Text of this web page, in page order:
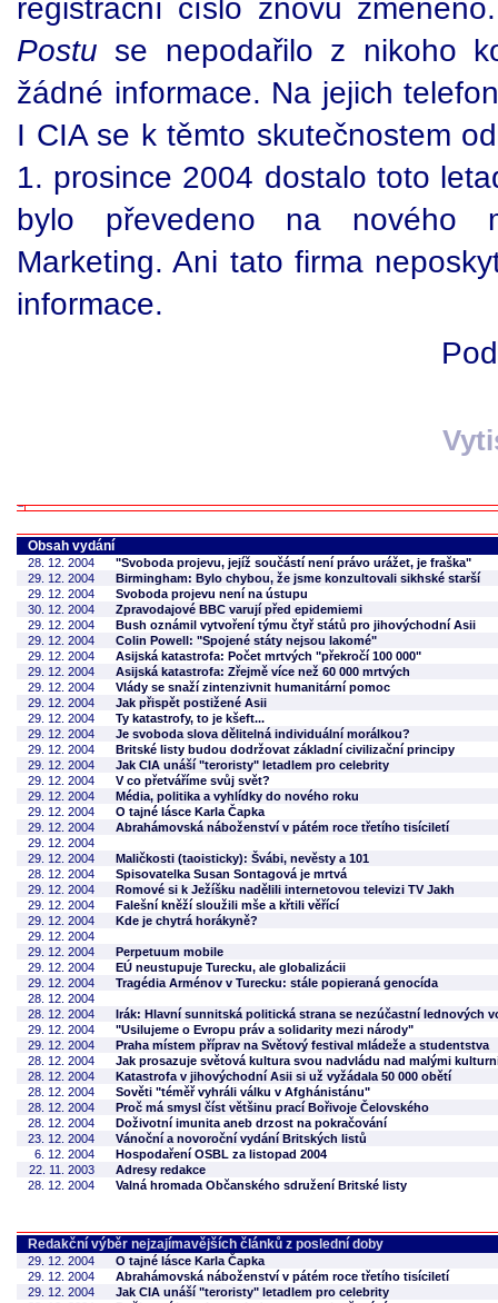
registrační číslo znovu
Postu se nepodařilo z nikoho
žádné informace. Na jejich
I CIA se k těmto skutečnostem
1. prosince 2004 dostalo toto
bylo převedeno na nového
Marketing. Ani tato firma
informace.
Obsah vydání
28. 12. 2004
"Svoboda projevu, jejíž součástí není právo urážet, je fraška"
29. 12. 2004
Birmingham: Bylo chybou, že jsme konzultovali sikhské starší
29. 12. 2004
Svoboda projevu není na ústupu
30. 12. 2004
Zpravodajové BBC varují před epidemiemi
29. 12. 2004
Bush oznámil vytvoření týmu čtyř států pro jihovýchodní Asii
29. 12. 2004
Colin Powell: "Spojené státy nejsou lakomé"
29. 12. 2004
Asijská katastrofa: Počet mrtvých "překročí 100 000"
29. 12. 2004
Asijská katastrofa: Zřejmě více než 60 000 mrtvých
29. 12. 2004
Vlády se snaží zintenzivnit humanitární pomoc
29. 12. 2004
Jak přispět postižené Asii
29. 12. 2004
Ty katastrofy, to je kšeft...
29. 12. 2004
Je svoboda slova dělitelná individuální morálkou?
29. 12. 2004
Britské listy budou dodržovat základní civilizační principy
29. 12. 2004
Jak CIA unáší "teroristy" letadlem pro celebrity
29. 12. 2004
V co přetváříme svůj svět?
29. 12. 2004
Média, politika a vyhlídky do nového roku
29. 12. 2004
O tajné lásce Karla Čapka
29. 12. 2004
Abrahámovská náboženství v pátém roce třetího tisíciletí
29. 12. 2004
29. 12. 2004
Maličkosti (taoisticky): Švábi, nevěsty a 101
28. 12. 2004
Spisovatelka Susan Sontagová je mrtvá
29. 12. 2004
Romové si k Ježíšku nadělili internetovou televizi TV Jakh
29. 12. 2004
Falešní kněží sloužili mše a křtili věřící
29. 12. 2004
Kde je chytrá horákyně?
29. 12. 2004
29. 12. 2004
Perpetuum mobile
29. 12. 2004
EÚ neustupuje Turecku, ale globalizácii
29. 12. 2004
Tragédia Arménov v Turecku: stále popieraná genocída
28. 12. 2004
28. 12. 2004
Irák: Hlavní sunnitská politická strana se nezúčastní lednových
29. 12. 2004
"Usilujeme o Evropu práv a solidarity mezi národy"
29. 12. 2004
Praha místem příprav na Světový festival mládeže a studentstva
28. 12. 2004
Jak prosazuje světová kultura svou nadvládu nad malými
28. 12. 2004
Katastrofa v jihovýchodní Asii si už vyžádala 50 000 obětí
28. 12. 2004
Sověti "téměř vyhráli válku v Afghánistánu"
28. 12. 2004
Proč má smysl číst většinu prací Bořivoje Čelovského
28. 12. 2004
Doživotní imunita aneb drzost na pokračování
23. 12. 2004
Vánoční a novoroční vydání Britských listů
6. 12. 2004
Hospodaření OSBL za listopad 2004
22. 11. 2003
Adresy redakce
28. 12. 2004
Valná hromada Občanského sdružení Britské listy
Redakční výběr nejzajímavějších článků z poslední doby
29. 12. 2004
O tajné lásce Karla Čapka
29. 12. 2004
Abrahámovská náboženství v pátém roce třetího tisíciletí
29. 12. 2004
Jak CIA unáší "teroristy" letadlem pro celebrity